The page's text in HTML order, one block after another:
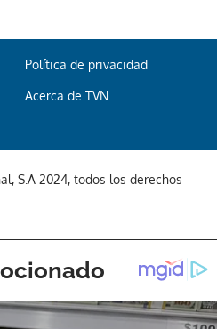
Política de privacidad
Acerca de TVN
S.A 2024, todos los derechos